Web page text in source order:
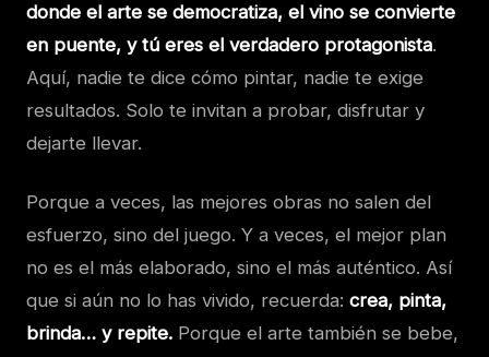
donde el arte se democratiza, el vino se convierte
en puente, y tú eres el verdadero protagonista.
Aquí, nadie te dice cómo pintar, nadie te exige
resultados. Solo te invitan a probar, disfrutar y
dejarte llevar.
Porque a veces, las mejores obras no salen del
esfuerzo, sino del juego. Y a veces, el mejor plan
no es el más elaborado, sino el más auténtico. Así
que si aún no lo has vivido, recuerda: crea, pinta,
brinda… y repite. Porque el arte también se bebe,